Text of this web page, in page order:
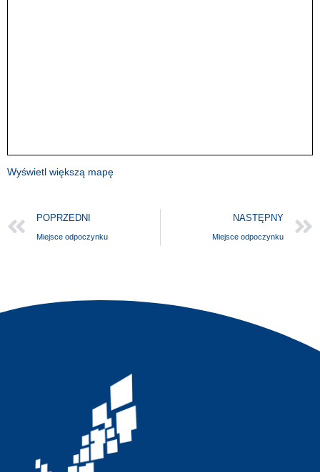
Wyświetl większą mapę
POPRZEDNI
Miejsce odpoczynku
NASTĘPNY
Miejsce odpoczynku